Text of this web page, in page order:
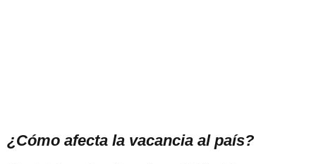
¿Cómo afecta la vacancia al país?